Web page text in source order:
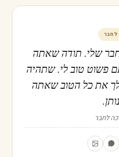
לחבר
שלי. תודה שאתה
פשוט טוב לי. שתהיה
את כל הטוב שאתה
נותן.
לחבר